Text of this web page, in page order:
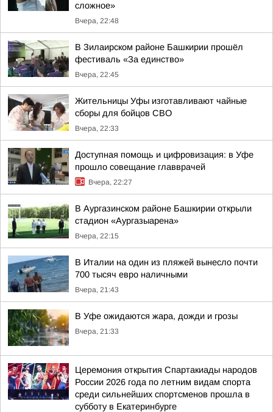
сложное»
Вчера, 22:48
В Зилаирском районе Башкирии прошёл
фестиваль «За единство»
Вчера, 22:45
Жительницы Уфы изготавливают чайные
сборы для бойцов СВО
Вчера, 22:33
Доступная помощь и цифровизация: в Уфе
прошло совещание главврачей
Вчера, 22:27
В Аургазинском районе Башкирии открыли
стадион «Аургазыарена»
Вчера, 22:15
В Италии на один из пляжей вынесло почти
700 тысяч евро наличными
Вчера, 21:43
В Уфе ожидаются жара, дожди и грозы
Вчера, 21:33
Церемония открытия Спартакиады народов
России 2026 года по летним видам спорта
среди сильнейших спортсменов прошла в
субботу в Екатеринбурге